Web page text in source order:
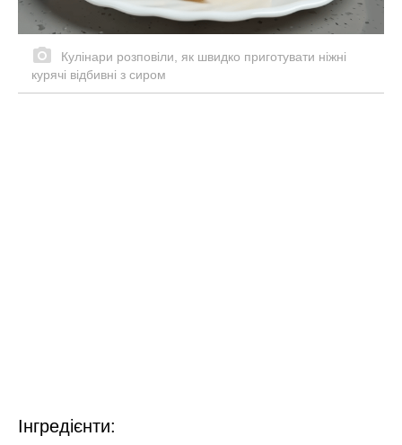
Кулінари розповіли, як швидко приготувати ніжні
курячі відбивні з сиром
Інгредієнти: